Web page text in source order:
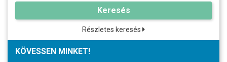
Keresés
Részletes keresés
KÖVESSEN MINKET!